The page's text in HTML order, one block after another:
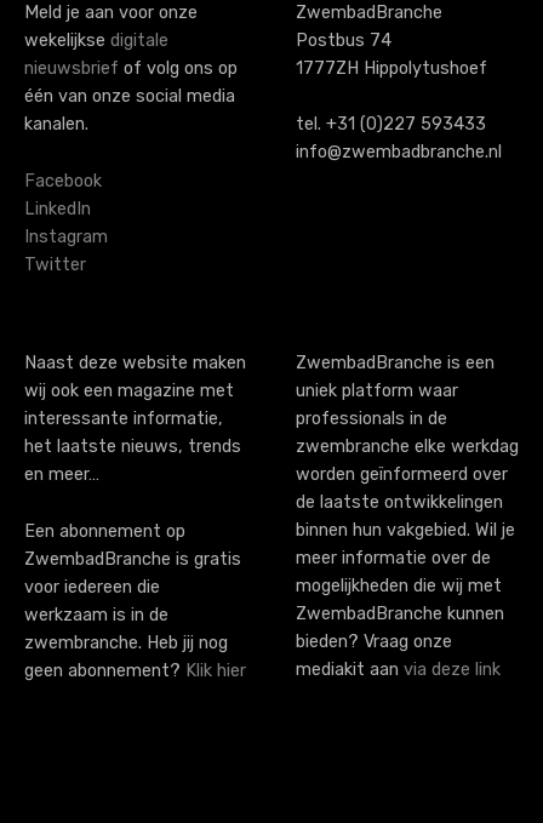
Meld je aan voor onze
wekelijkse digitale
nieuwsbrief of volg ons op
één van onze social media
kanalen.
Facebook
LinkedIn
Instagram
Twitter
ZwembadBranche
Postbus 74
1777ZH Hippolytushoef
tel. +31 (0)227 593433
info@zwembadbranche.nl
Naast deze website maken
wij ook een magazine met
interessante informatie,
het laatste nieuws, trends
en meer…
Een abonnement op
ZwembadBranche is gratis
voor iedereen die
werkzaam is in de
zwembranche. Heb jij nog
geen abonnement? Klik hier
ZwembadBranche is een
uniek platform waar
professionals in de
zwembranche elke werkdag
worden geïnformeerd over
de laatste ontwikkelingen
binnen hun vakgebied. Wil je
meer informatie over de
mogelijkheden die wij met
ZwembadBranche kunnen
bieden? Vraag onze
mediakit aan via deze link